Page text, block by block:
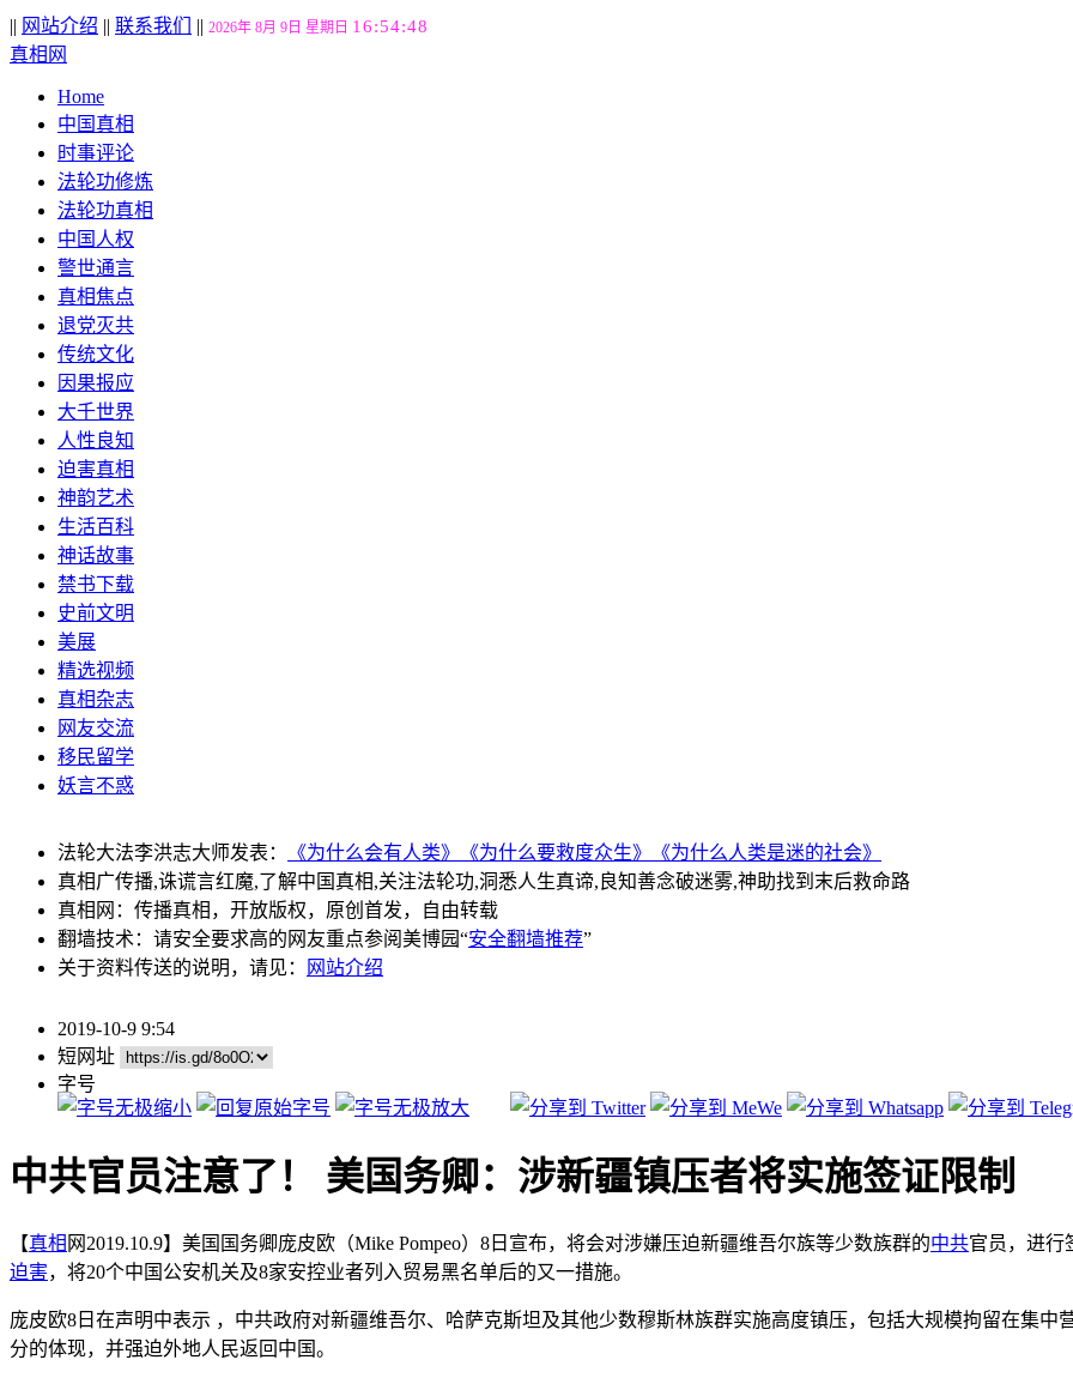
|| 网站介绍 || 联系我们 || 2026年 8月 9日 星期日 16:54:49
真相网
Home
中国真相
时事评论
法轮功修炼
法轮功真相
中国人权
警世通言
真相焦点
退党灭共
传统文化
因果报应
大千世界
人性良知
迫害真相
神韵艺术
生活百科
神话故事
禁书下载
史前文明
美展
精选视频
真相杂志
网友交流
移民留学
妖言不惑
法轮大法李洪志大师发表： 《为什么会有人类》 《为什么要救度众生》
《为什么人类是迷的社会》
真相广传播,诛谎言红魔,了解中国真相,关注法轮功,洞悉人生真谛,良知善念破迷雾,神助找到末后救命路
真相网：传播真相，开放版权，原创首发，自由转载
翻墙技术：请安全要求高的网友重点参阅美博园“安全翻墙推荐”
关于资料传送的说明，请见：
网站介绍
2019-10-9 9:54
短网址
字号
中共官员注意了！ 美国务卿：涉新疆镇压者将实施签证限制
【真相 网2019.10.9】美国国务卿庞皮欧（Mike Pompeo）8日宣布，将会对涉嫌压迫新疆维吾尔族等少数族群的中共官员，进行
迫害，将20个中国公安机关及8家安控业者列入贸易黑名单后的又一措施。
庞皮欧8日在声明中表示 ，中共政府对新疆维吾尔、哈萨克斯坦及其他少数穆斯林族群实施高度镇压，包括大规模拘留在集
分的体现，并强迫外地人民返回中国。